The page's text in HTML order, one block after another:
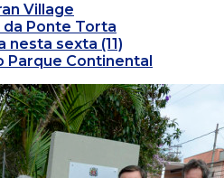
Village
Ponte Torta
sexta (11)
Parque Continental